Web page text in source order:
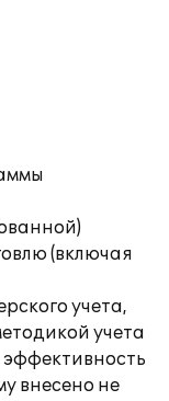
(включая
учета,
учета
эффективность
внесено не